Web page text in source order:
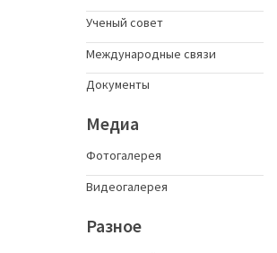
Ученый совет
Международные связи
Документы
Медиа
Фотогалерея
Видеогалерея
Разное